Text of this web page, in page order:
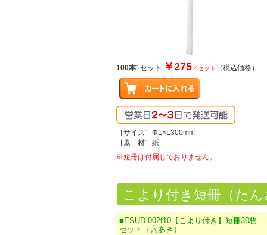
100本1セット ￥275／セット （税込価格）
［サイズ］Φ1×L300mm
［素 材］紙
※短冊は付属しておりません。
こより付き短冊（た
■ESUD-002f10【こより付き】短冊30枚
セット（穴あき）